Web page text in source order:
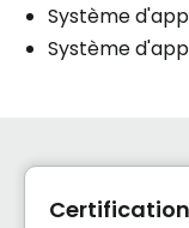
Système
Système